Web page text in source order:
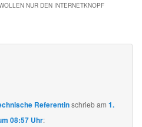
NUR DEN INTERNETKNOPF
Referentinschriebam1.
08:57 Uhr: